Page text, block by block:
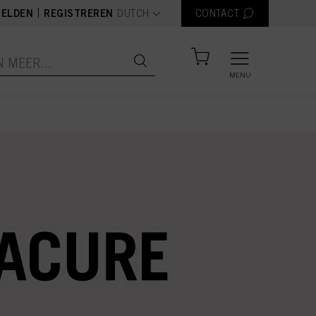
REGISTREREN text.language
DUTCH CONTACT
MENU